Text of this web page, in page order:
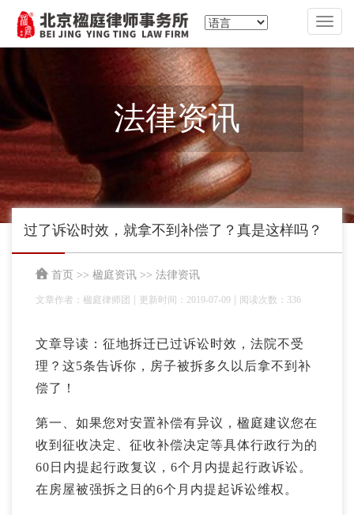
切
换
导
法律资讯
过了诉讼时效，就拿不到补偿了？真是这样吗？
首页 >> 楹庭资讯 >> 法律资讯
文章作者：楹庭律师团 更新时间：2019-07-09 阅读次数：336
文章导读：征地拆迁已过诉讼时效，法院不受
理？这5条告诉你，房子被拆多久以后拿不到补
偿了！
第一、如果您对安置补偿有异议，楹庭建议您在
收到征收决定、征收补偿决定等具体行政行为的
60日内提起行政复议，6个月内提起行政诉讼。
在房屋被强拆之日的6个月内提起诉讼维权。